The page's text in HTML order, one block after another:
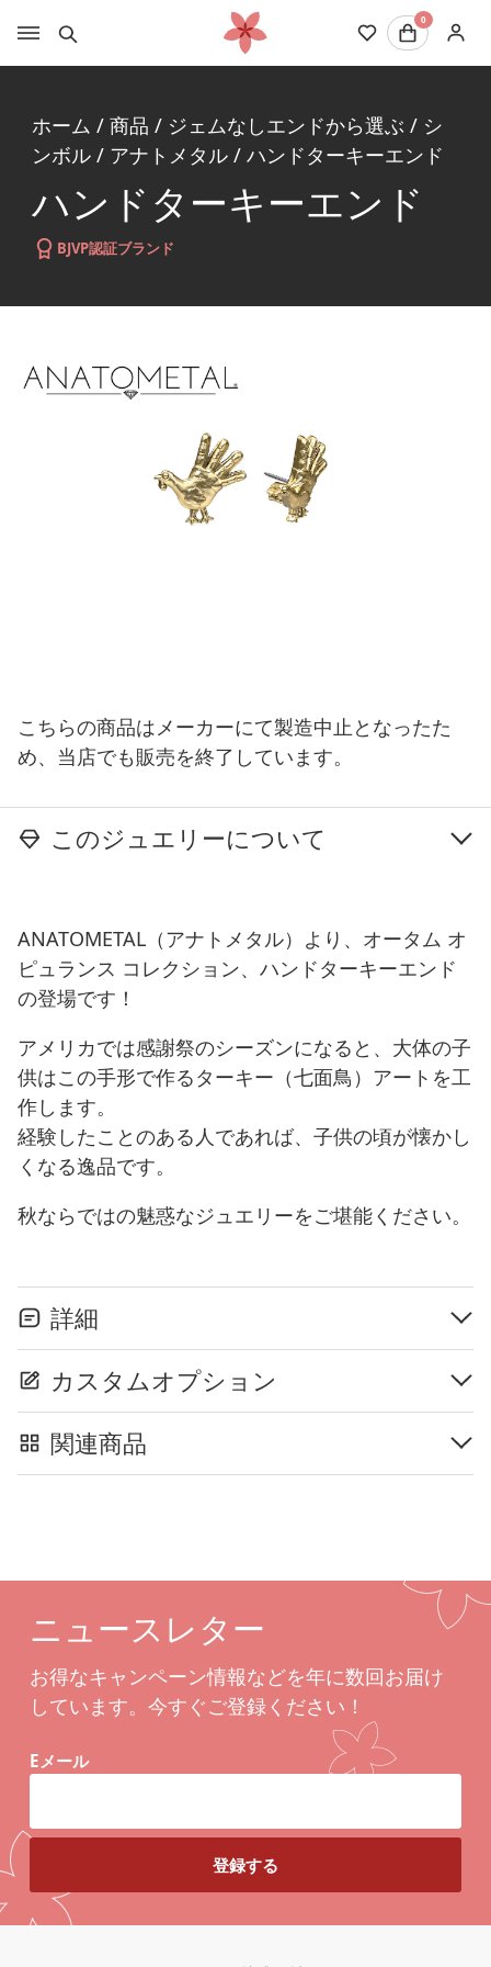
0
ホーム / 商品 / ジェムなしエンドから選ぶ / シ
ンボル/ アナトメタル/ ハンドターキーエンド
ハンドターキーエンド
BJVP認証ブランド
こちらの商品はメーカーにて製造中止となったた
め、当店でも販売を終了しています。
このジュエリーについて
ANATOMETAL（アナトメタル）より、オータム オ
ピュランス コレクション、ハンドターキーエンド
の登場です！
アメリカでは感謝祭のシーズンになると、大体の子
供はこの手形で作るターキー（七面鳥）アートを工
作します。
経験したことのある人であれば、子供の頃が懐かし
くなる逸品です。
秋ならではの魅惑なジュエリーをご堪能ください。
詳細
カスタムオプション
関連商品
ニュースレター
お得なキャンペーン情報などを年に数回お届け
しています。今すぐご登録ください！
Eメール